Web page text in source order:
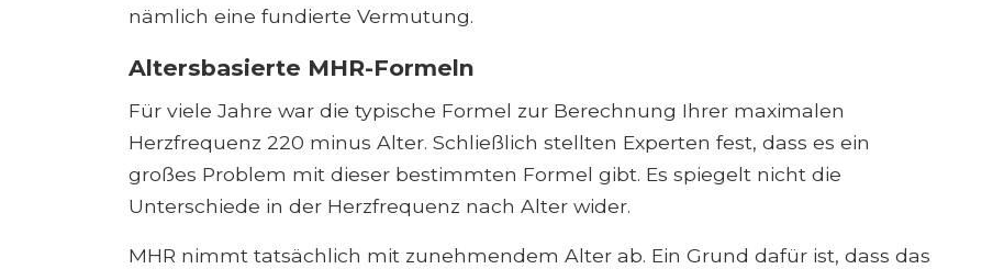
nämlich eine fundierte Vermutung.
Altersbasierte MHR-Formeln
Für viele Jahre war die typische Formel zur Berechnung Ihrer maximalen
Herzfrequenz 220 minus Alter. Schließlich stellten Experten fest, dass es ein
großes Problem mit dieser bestimmten Formel gibt. Es spiegelt nicht die
Unterschiede in der Herzfrequenz nach Alter wider.
MHR nimmt tatsächlich mit zunehmendem Alter ab. Ein Grund dafür ist, dass das